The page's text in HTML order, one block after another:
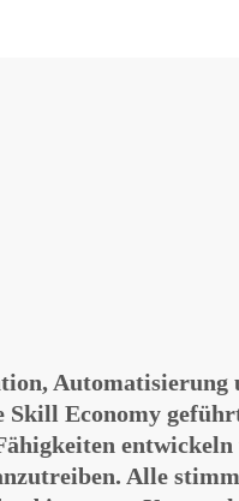
Automatisierung
Skill Economy
entwickeln
Alle